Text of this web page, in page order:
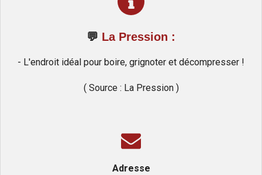
💬 La Pression :
- L'endroit idéal pour boire, grignoter et décompresser !
( Source : La Pression )
Adresse